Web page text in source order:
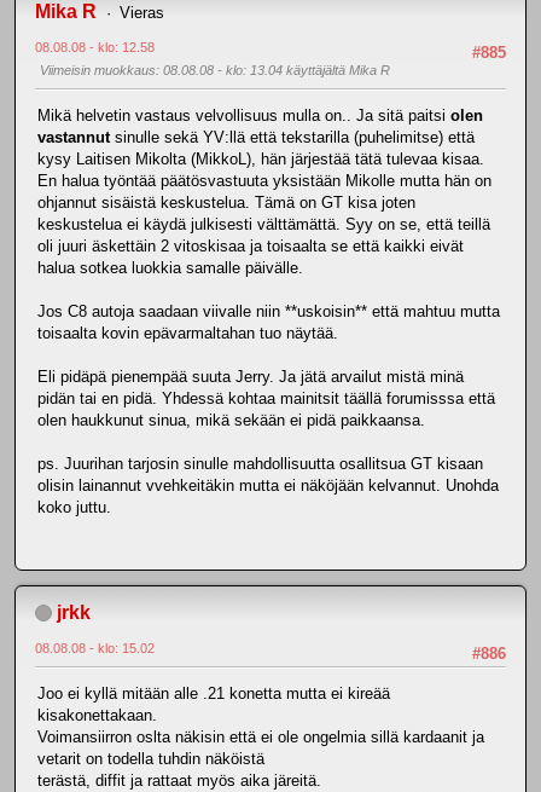
Mika R Vieras
#885
08.08.08 - klo: 12.58
Viimeisin muokkaus: 08.08.08 - klo: 13.04 käyttäjältä Mika R
Mikä helvetin vastaus velvollisuus mulla on.. Ja sitä paitsi olen
vastannutsinulle sekä YV:llä että tekstarilla (puhelimitse) että
kysy Laitisen Mikolta (MikkoL), hän järjestää tätä tulevaa kisaa.
En halua työntää päätösvastuuta yksistään Mikolle mutta hän on
ohjannut sisäistä keskustelua. Tämä on GT kisa joten
keskustelua ei käydä julkisesti välttämättä. Syy on se, että teillä
oli juuri äskettäin 2 vitoskisaa ja toisaalta se että kaikki eivät
halua sotkea luokkia samalle päivälle.
Jos C8 autoja saadaan viivalle niin **uskoisin** että mahtuu mutta
toisaalta kovin epävarmaltahan tuo näytää.
Eli pidäpä pienempää suuta Jerry. Ja jätä arvailut mistä minä
pidän tai en pidä. Yhdessä kohtaa mainitsit täällä forumisssa että
olen haukkunut sinua, mikä sekään ei pidä paikkaansa.
ps. Juurihan tarjosin sinulle mahdollisuutta osallitsua GT kisaan
olisin lainannut vvehkeitäkin mutta ei näköjään kelvannut. Unohda
koko juttu.
jrkk
#886
08.08.08 - klo: 15.02
Joo ei kyllä mitään alle .21 konetta mutta ei kireää
kisakonettakaan.
Voimansiirron oslta näkisin että ei ole ongelmia sillä kardaanit ja
vetarit on todella tuhdin näköistä
terästä, diffit ja rattaat myös aika järeitä.